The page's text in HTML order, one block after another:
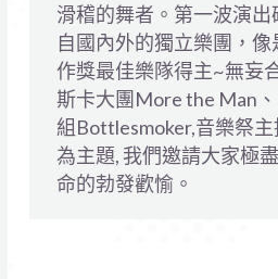
滑稽的舞者。第一波演出
自國內外的獨立樂團，像
作獎最佳樂隊得主~無妄
斯卡大團More the Man
組Bottlesmoker,音樂祭
為主題, 我們邀請大家極
命的勃發歡愉。